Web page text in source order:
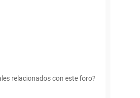
relacionados con este foro?